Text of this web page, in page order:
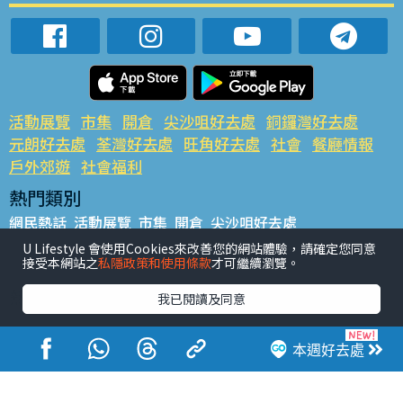
本週好去處
活動展覽 市集 開倉 尖沙咀好去處 銅鑼灣好去處
元朗好去處 荃灣好去處 旺角好去處 社會 餐廳情報
戶外郊遊 社會福利
熱門類別
網民熱話 活動展覽 市集 開倉 尖沙咀好去處
銅鑼灣好去處 元朗好去處 荃灣好去處 旺角好去處 社會
餐廳情報 戶外郊遊
熱門標籤
#UGO搵好去處 #人氣活動推介 #美食社群熱話
#親子玩樂好去處
#ULifestyle應用程式
#限時搶
#UJetso禮物放送
#ULifestyle商戶中心 #著數 #網絡熱話
U Lifestyle 會使用Cookies來改善您的網站體驗，請確定您同意
接受本網站之私隱政策和使用條款才可繼續瀏覽。
我已閱讀及同意